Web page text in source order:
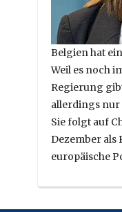
Belgien hat
Weil es noch
Regierung
allerdings nur
Sie folgt auf
Dezember als
europäische